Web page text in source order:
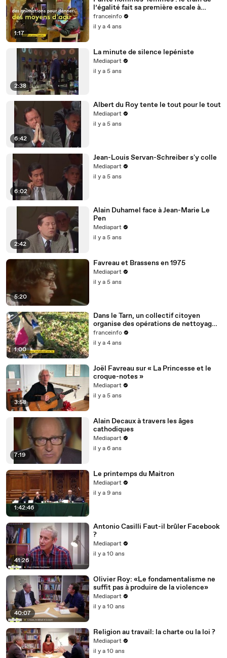
1:17
l’égalité fait sa première escale à
Nantes
franceinfo
il y a 4 ans
2:38
La minute de silence lepéniste
Mediapart
il y a 5 ans
6:42
Albert du Roy tente le tout pour le tout
Mediapart
il y a 5 ans
6:02
Jean-Louis Servan-Schreiber s'y colle
Mediapart
il y a 5 ans
2:42
Alain Duhamel face à Jean-Marie Le
Pen
Mediapart
il y a 5 ans
5:20
Favreau et Brassens en 1975
Mediapart
il y a 5 ans
1:00
Dans le Tarn, un collectif citoyen
organise des opérations de nettoyage
de la rivière Cérou
franceinfo
il y a 4 ans
3:58
Joël Favreau sur « La Princesse et le
croque-notes »
Mediapart
il y a 5 ans
7:19
Alain Decaux à travers les âges
cathodiques
Mediapart
il y a 6 ans
1:42:46
Le printemps du Maitron
Mediapart
il y a 9 ans
41:26
Antonio Casilli Faut-il brûler Facebook
?
Mediapart
il y a 10 ans
40:07
Olivier Roy: «Le fondamentalisme ne
suffit pas à produire de la violence»
Mediapart
il y a 10 ans
Religion au travail: la charte ou la loi ?
Mediapart
il y a 10 ans